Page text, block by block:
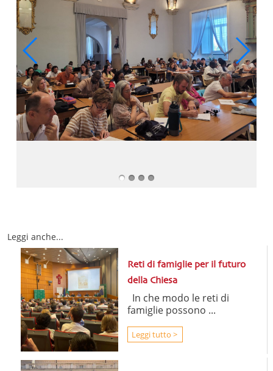
Leggi anche...
Reti di famiglie per il futuro
della Chiesa
In che modo le reti di
famiglie possono ...
Leggi tutto >